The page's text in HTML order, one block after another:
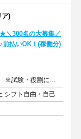
ア)
＼300名の大募集／
払いOK！(稼働分)
時給1300円～ ＋交通費 ※試験・役割により手当あり
週1日以上 1日7.5時間以上 シフト自由・自己申告